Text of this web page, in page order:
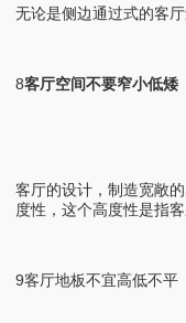
无论是侧边通过式的客
8客厅空间不要窄小低矮
客厅的设计，制造宽敞
度性，这个高度性是指
9客厅地板不宜高低不平